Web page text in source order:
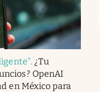
. ¿Tu
OpenAI
en México para